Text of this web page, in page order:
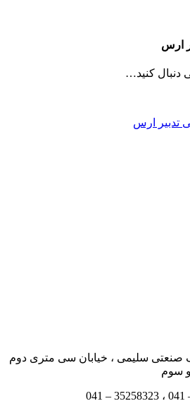
ارس
دنبال کنید…
تدبیر ارس
صنعتی سلیمی ، خیابان سی متری دوم
سوم